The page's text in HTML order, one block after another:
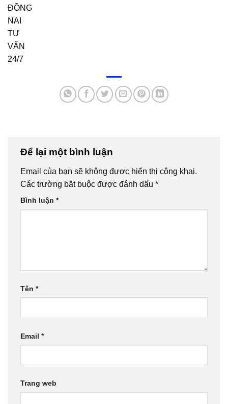
Để lại một bình luận
Email của bạn sẽ không được hiển thị công khai.
Các trường bắt buộc được đánh dấu *
Bình luận *
Tên *
Email *
Trang web